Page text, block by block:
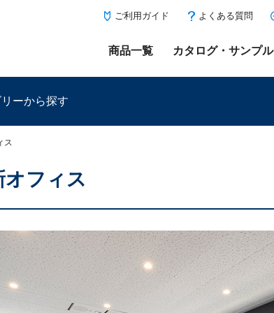
ご利用ガイド よくある質問
商品一覧 カタログ・サンプル
ーから探す
ス
フィス